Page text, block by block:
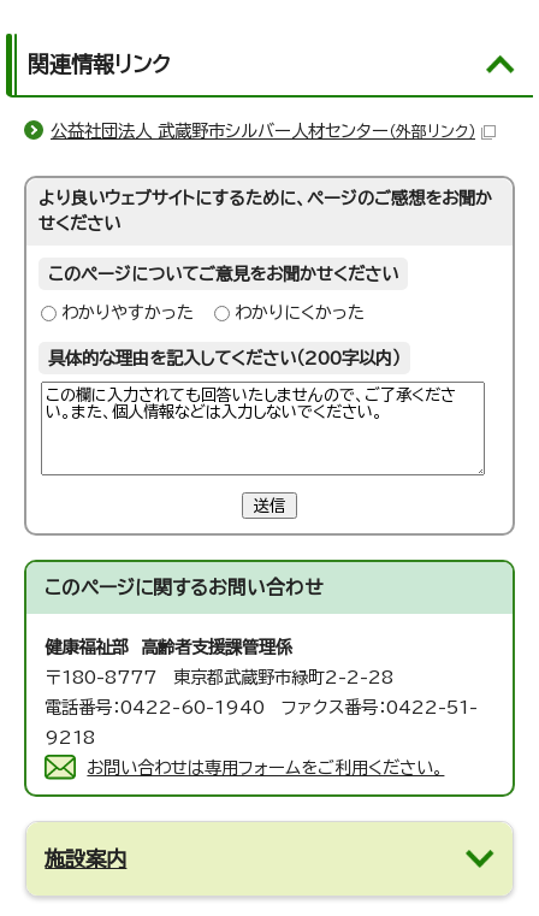
関連情報リンク
公益社団法人 武蔵野市シルバー人材センター （外部リンク）
より良いウェブサイトにするために、ページのご感想をお聞か
せください
このページについてご意見をお聞かせください
わかりやすかった わかりにくかった
具体的な理由を記入してください（200字以内）
送信
このページに関するお問い合わせ
健康福祉部 高齢者支援課管理係
〒180-8777 東京都武蔵野市緑町2-2-28
電話番号：0422-60-1940 ファクス番号：0422-51-
9218
お問い合わせは専用フォームをご利用ください。
施設案内